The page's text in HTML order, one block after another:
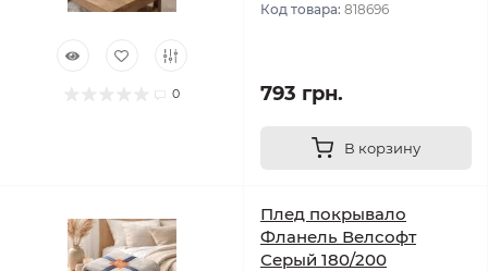
0
Код товара: 818696
793 грн.
В корзину
Плед покрывало
Фланель Велсофт
Серый 180/200